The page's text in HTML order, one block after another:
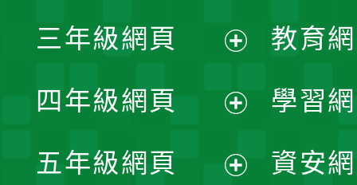
選
單
開
選
單
三年級網頁
開
選
四年級網頁
五年級網頁
教育
學習
資安